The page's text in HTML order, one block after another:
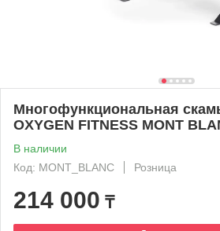
Многофункциональная
OXYGEN FITNESS MONT
В наличии
Код: MONT_BLANC
Розница
214 000 ₸